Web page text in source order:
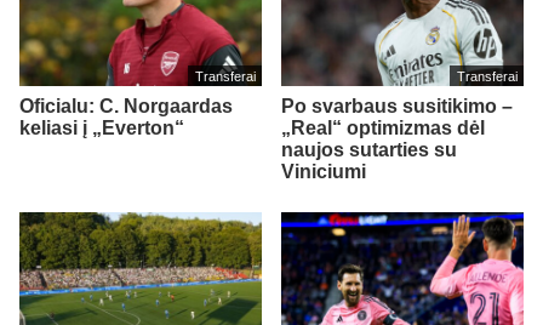
Transferai
Oficialu: C. Norgaardas
keliasi į „Everton“
Transferai
Po svarbaus susitikimo –
„Real“ optimizmas dėl
naujos sutarties su
Viniciumi